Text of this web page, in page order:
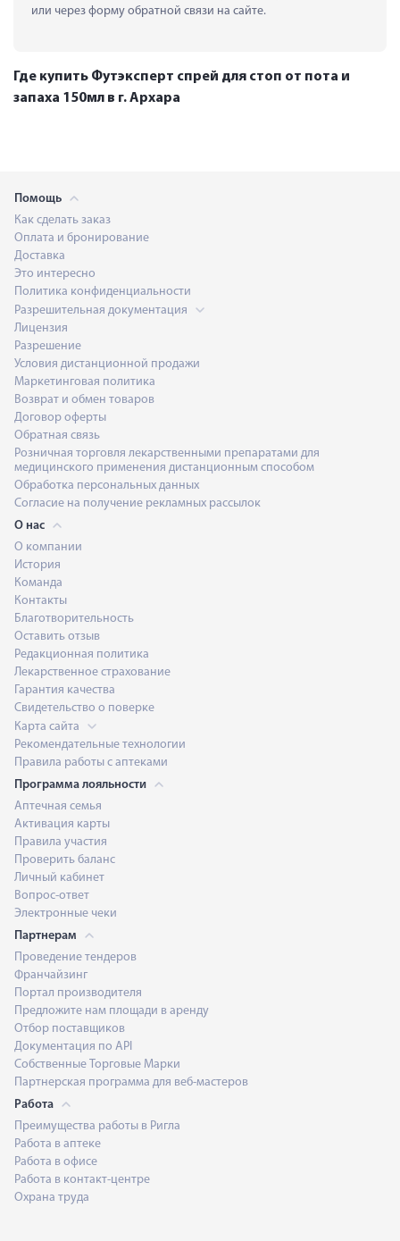
или через форму обратной связи на сайте.
Где купить Футэксперт спрей для стоп от пота и
запаха 150мл в г. Архара
Помощь
Как сделать заказ
Оплата и бронирование
Доставка
Это интересно
Политика конфиденциальности
Разрешительная документация
Лицензия
Разрешение
Условия дистанционной продажи
Маркетинговая политика
Возврат и обмен товаров
Договор оферты
Обратная связь
Розничная торговля лекарственными препаратами для
медицинского применения дистанционным способом
Обработка персональных данных
Согласие на получение рекламных рассылок
О нас
О компании
История
Команда
Контакты
Благотворительность
Оставить отзыв
Редакционная политика
Лекарственное страхование
Гарантия качества
Свидетельство о поверке
Карта сайта
Рекомендательные технологии
Правила работы с аптеками
Программа лояльности
Аптечная семья
Активация карты
Правила участия
Проверить баланс
Личный кабинет
Вопрос-ответ
Электронные чеки
Партнерам
Проведение тендеров
Франчайзинг
Портал производителя
Предложите нам площади в аренду
Отбор поставщиков
Документация по API
Собственные Торговые Марки
Партнерская программа для веб-мастеров
Работа
Преимущества работы в Ригла
Работа в аптеке
Работа в офисе
Работа в контакт-центре
Охрана труда